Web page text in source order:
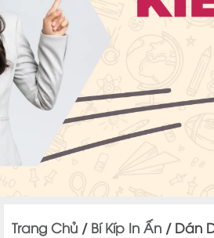
Trang Chủ/ Bí Kíp In Ấn/ Dán